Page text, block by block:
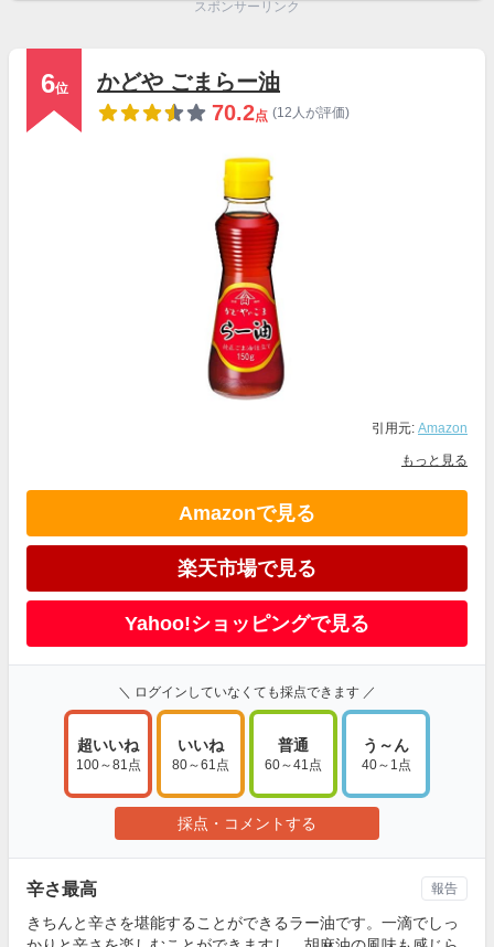
スポンサーリンク
6位
かどや ごまらー油
70.2点 (12人が評価)
引用元: Amazon
もっと見る
Amazonで見る
楽天市場で見る
Yahoo!ショッピングで見る
＼ ログインしていなくても採点できます ／
超いいね
100～81点
いいね
80～61点
普通
60～41点
う～ん
40～1点
採点・コメントする
辛さ最高
きちんと辛さを堪能することができるラー油です。一滴でしっ
報告